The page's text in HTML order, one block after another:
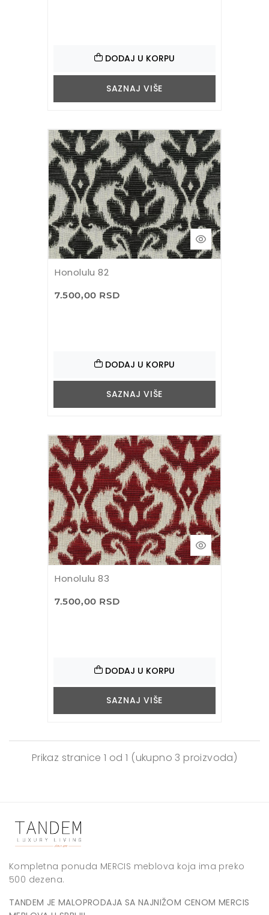
DODAJ U KORPU
SAZNAJ VIŠE
Honolulu 82
7.500,00 RSD
DODAJ U KORPU
SAZNAJ VIŠE
Honolulu 83
7.500,00 RSD
DODAJ U KORPU
SAZNAJ VIŠE
Prikaz stranice1 od 1 (ukupno 3 proizvoda)
Kompletna ponuda MERCIS meblova koja ima preko
500 dezena.
TANDEM JE MALOPRODAJA SA NAJNIŽOM CENOM MERCIS